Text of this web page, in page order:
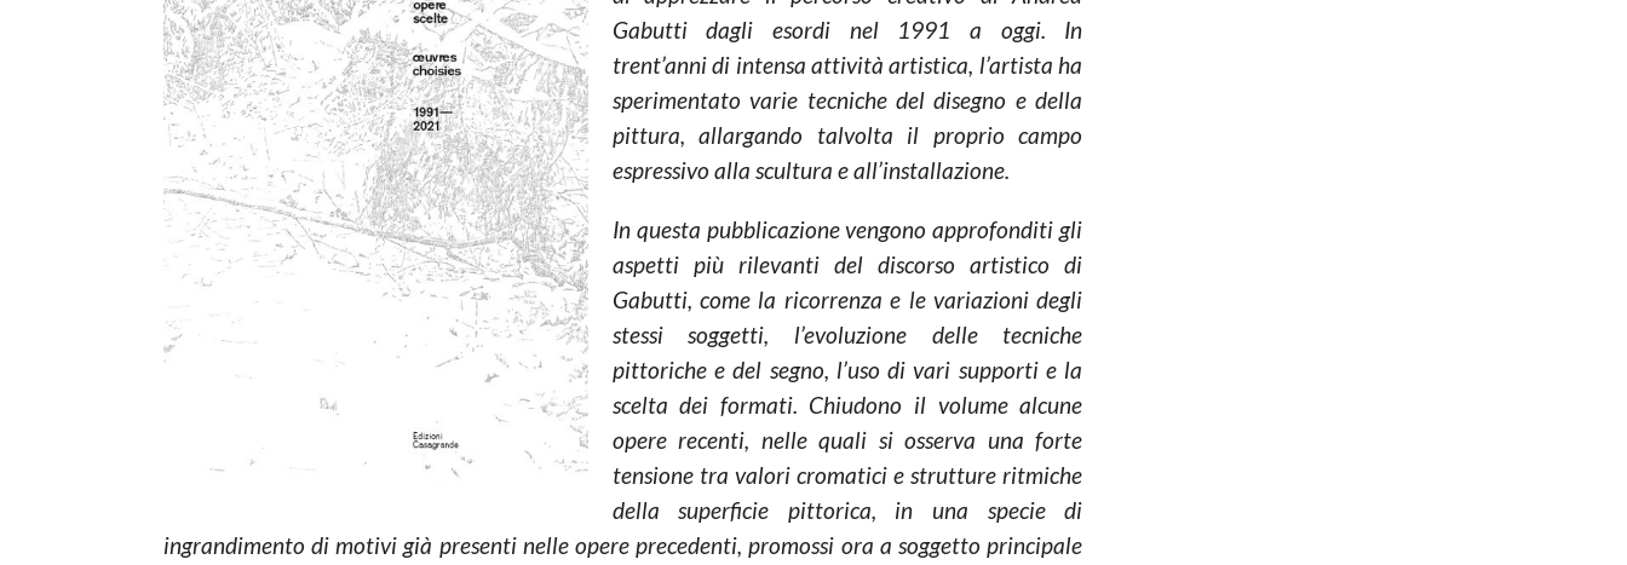
Gabutti dagli esordi nel 1991 a oggi. In
trent’anni di intensa attività artistica, l’artista ha
sperimentato varie tecniche del disegno e della
pittura, allargando talvolta il proprio campo
espressivo alla scultura e all’installazione.
In questa pubblicazione vengono approfonditi gli
aspetti più rilevanti del discorso artistico di
Gabutti, come la ricorrenza e le variazioni degli
stessi soggetti, l’evoluzione delle tecniche
pittoriche e del segno, l’uso di vari supporti e la
scelta dei formati. Chiudono il volume alcune
opere recenti, nelle quali si osserva una forte
tensione tra valori cromatici e strutture ritmiche
della superficie pittorica, in una specie di
ingrandimento di motivi già presenti nelle opere precedenti, promossi ora a soggetto principale